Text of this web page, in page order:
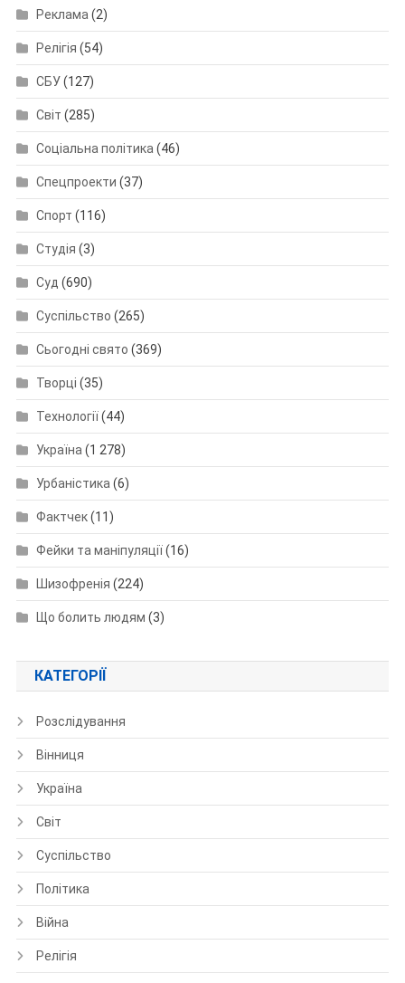
Реклама(2)
Релігія (54)
СБУ(127)
Світ (285)
Соціальна політика(46)
Спецпроекти (37)
Спорт (116)
Студія (3)
Суд (690)
Суспільство (265)
Сьогодні свято (369)
Творці (35)
Технології(44)
Україна(1 278)
Урбаністика(6)
Фактчек(11)
Фейки та маніпуляції(16)
Шизофренія (224)
Що болить людям (3)
КАТЕГОРІЇ
Розслідування
Вінниця
Україна
Світ
Суспільство
Політика
Війна
Релігія